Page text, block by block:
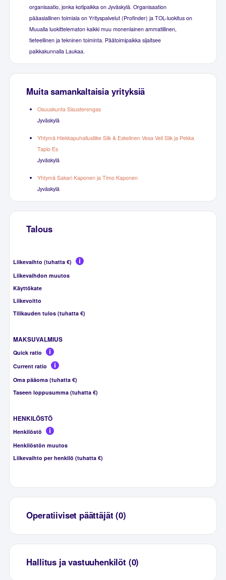
organisaatio, jonka kotipaikka on Jyväskylä. Organisaation
pääasiallinen toimiala on Yrityspalvelut (Profinder) ja TOL-luokitus on
Muualla luokittelematon kaikki muu monenlainen ammatillinen,
tieteellinen ja tekninen toiminta. Päätoimipaikka sijaitsee
paikkakunnalla Laukaa.
Muita samankaltaisia yrityksiä
Osuuskunta Sisusterengas
Jyväskylä
Yhtymä Hiekkapuhallusliike Siik & Eskelinen Vesa Veli Siik ja Pekka
Tapio Es
Jyväskylä
Yhtymä Sakari Kaponen ja Timo Kaponen
Jyväskylä
Talous
Liikevaihto (tuhatta €)
Liikevaihdon muutos
Käyttökate
Liikevoitto
Tilikauden tulos (tuhatta €)
MAKSUVALMIUS
Quick ratio
Current ratio
Oma pääoma (tuhatta €)
Taseen loppusumma (tuhatta €)
HENKILÖSTÖ
Henkilöstö
Henkilöstön muutos
Liikevaihto per henkilö (tuhatta €)
Operatiiviset päättäjät (0)
Hallitus ja vastuuhenkilöt (0)